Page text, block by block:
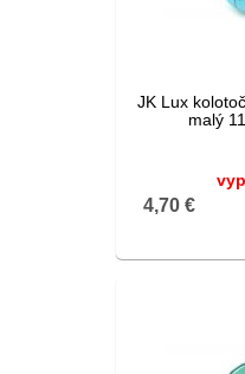
JK Lux
malý
4,70 €